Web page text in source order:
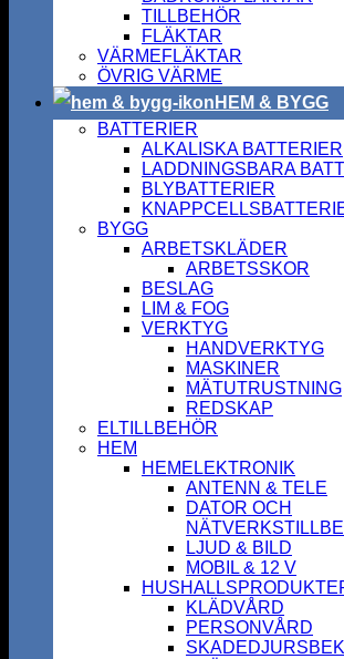
TILLBEHÖR
FLÄKTAR
VÄRMEFLÄKTAR
ÖVRIG VÄRME
HEM & BYGG
BATTERIER
ALKALISKA BATTERIER
LADDNINGSBARA
BLYBATTERIER
BYGG
ARBETSKLÄDER
ARBETSSKOR
BESLAG
LIM & FOG
VERKTYG
HANDVERKTYG
MASKINER
MÄTUTRUSTNING
REDSKAP
ELTILLBEHÖR
HEM
HEMELEKTRONIK
ANTENN & TELE
DATOR OCH
LJUD & BILD
MOBIL & 12 V
KLÄDVÅRD
PERSONVÅRD